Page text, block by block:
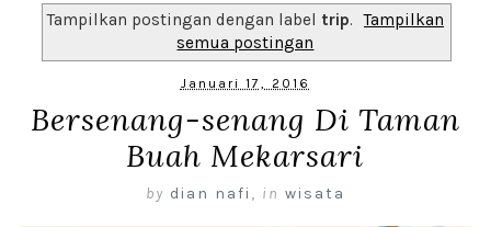
Tampilkan postingan dengan label trip.
Tampilkan
semua postingan
Januari 17, 2016
Bersenang-senang Di Taman
Buah Mekarsari
by dian nafi , in wisata